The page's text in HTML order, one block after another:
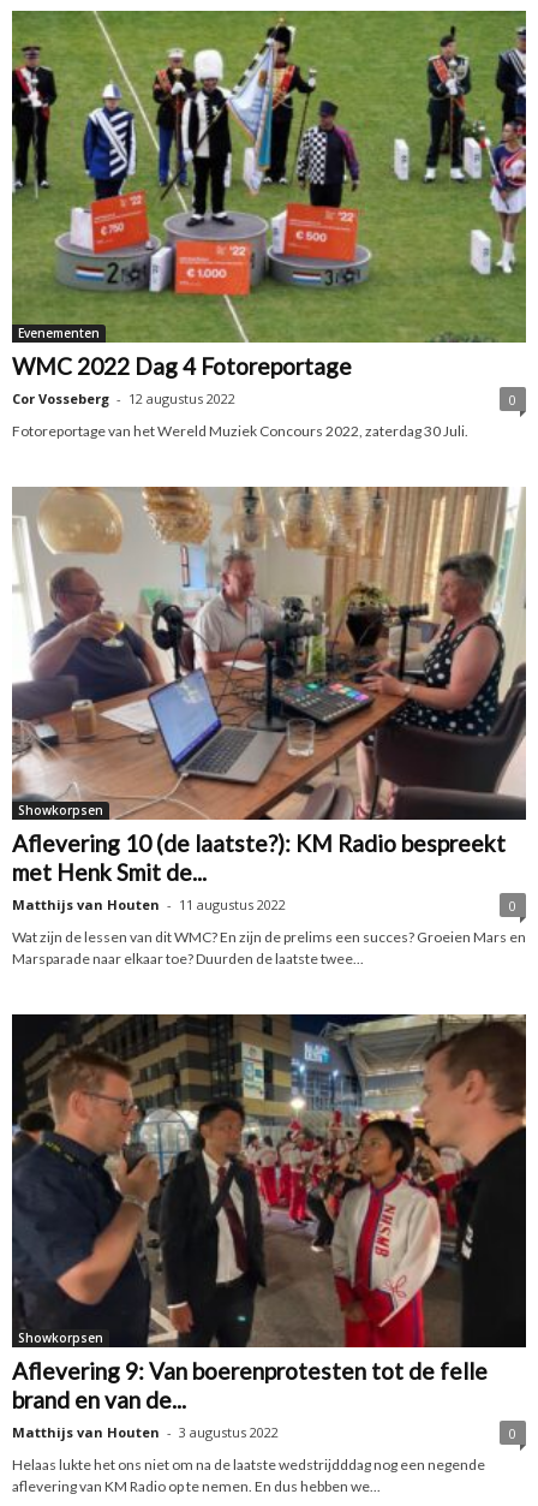
Evenementen
WMC 2022 Dag 4 Fotoreportage
Cor Vosseberg - 12 augustus 2022
0
Fotoreportage van het Wereld Muziek Concours 2022, zaterdag 30 Juli.
Showkorpsen
Aflevering 10 (de laatste?): KM Radio bespreekt
met Henk Smit de...
Matthijs van Houten - 11 augustus 2022
0
Wat zijn de lessen van dit WMC? En zijn de prelims een succes? Groeien Mars en
Marsparade naar elkaar toe? Duurden de laatste twee...
Showkorpsen
Aflevering 9: Van boerenprotesten tot de felle
brand en van de...
Matthijs van Houten - 3 augustus 2022
0
Helaas lukte het ons niet om na de laatste wedstrijdddag nog een negende
aflevering van KM Radio op te nemen. En dus hebben we...